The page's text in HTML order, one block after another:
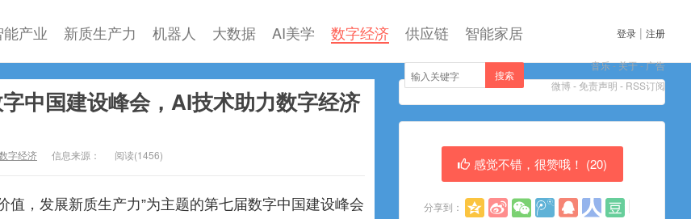
能产业 新质生产力 机器人 大数据 AI美学 数字经济 供应链 智能家居 登录 | 注册
音乐-关于-广告
微博 - 免责声明 - RSS订阅
搜索
中国建设峰会，AI技术助力数字经济
字经济 信息来源： 阅读(1456)
值，发展新质生产力”为主题的第七届数字中国建设峰会
感觉不错，很赞哦！ (20)
分享到：